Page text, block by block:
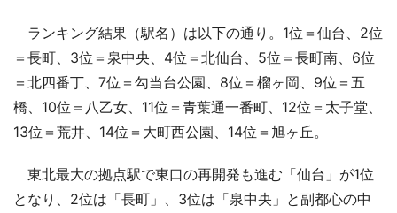
ランキング結果（駅名）は以下の通り。1位＝仙台、2位
＝長町、3位＝泉中央、4位＝北仙台、5位＝長町南、6位
＝北四番丁、7位＝勾当台公園、8位＝榴ヶ岡、9位＝五
橋、10位＝八乙女、11位＝青葉通一番町、12位＝太子堂、
13位＝荒井、14位＝大町西公園、14位＝旭ヶ丘。
東北最大の拠点駅で東口の再開発も進む「仙台」が1位
となり、2位は「長町」、3位は「泉中央」と副都心の中